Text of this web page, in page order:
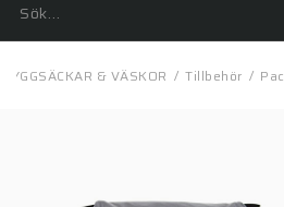
RYGGSÄCKAR & VÄSKOR / Tillbehör /